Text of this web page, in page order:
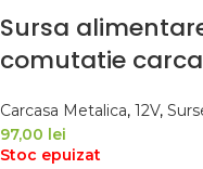
Sursa
comutatie
Carcasa Metalica, 12V,
97,00 lei
Stoc epuizat